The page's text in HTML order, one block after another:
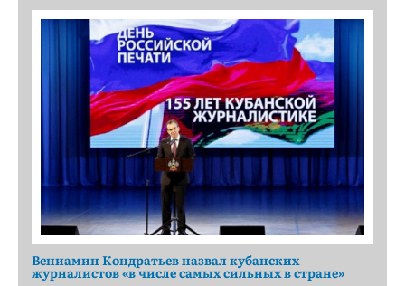
Вениамин Кондратьев назвал кубанских
журналистов «в числе самых сильных в стране»